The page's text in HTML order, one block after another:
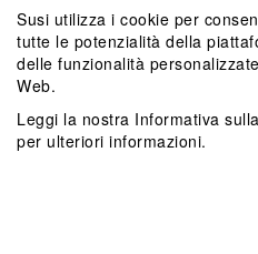
Susi utilizza i cookie per
tutte le potenzialità della
delle funzionalità
Web.
Leggi la nostra Informativa
per ulteriori informazioni.